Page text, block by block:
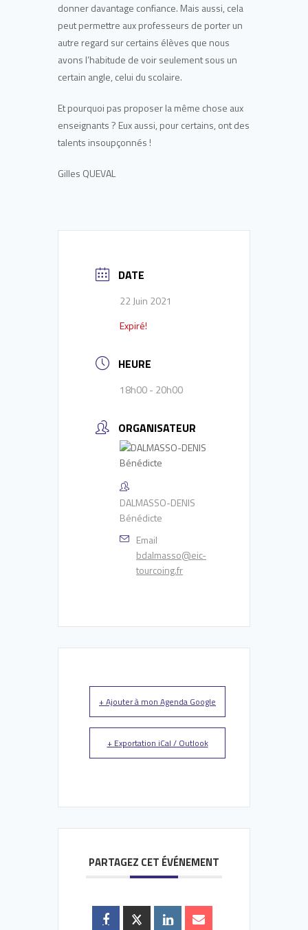
donner davantage confiance. Mais aussi, cela
peut permettre aux professeurs de porter un
autre regard sur certains élèves que nous
avons l’habitude de voir seulement sous un
certain angle, celui du scolaire.
Et pourquoi pas proposer la même chose aux
enseignants ? Eux aussi, pour certains, ont des
talents insoupçonnés !
Gilles QUEVAL
DATE
22 Juin 2021
Expiré!
HEURE
18h00 - 20h00
ORGANISATEUR
DALMASSO-DENIS
Bénédicte
Email
bdalmasso@eic-
tourcoing.fr
+ Ajouter à mon Agenda Google
+ Exportation iCal / Outlook
PARTAGEZ CET ÉVÉNEMENT